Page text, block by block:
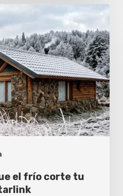
el frío corte tu